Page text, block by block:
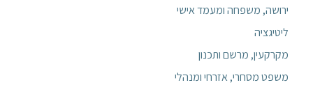
ירושה, משפחה ומעמד אישי
ליטיגציה
מקרקעין, מרשם ותכנון
משפט מסחרי, אזרחי ומנהלי